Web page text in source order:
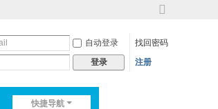
到
自动登录
找回密码
登录 注册
快捷导航